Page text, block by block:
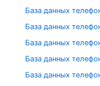
База данных
База данных
База данных
База данных
База данных